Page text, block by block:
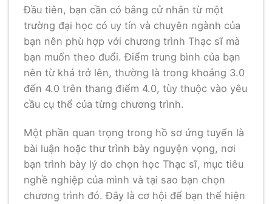
Đầu tiên, bạn cần có bằng cử nhân từ một
trường đại học có uy tín và chuyên ngành của
bạn nên phù hợp với chương trình Thạc sĩ mà
bạn muốn theo đuổi. Điểm trung bình của bạn
nên từ khá trở lên, thường là trong khoảng 3.0
đến 4.0 trên thang điểm 4.0, tùy thuộc vào yêu
cầu cụ thể của từng chương trình.
Một phần quan trọng trong hồ sơ ứng tuyển là
bài luận hoặc thư trình bày nguyện vọng, nơi
bạn trình bày lý do chọn học Thạc sĩ, mục tiêu
nghề nghiệp của mình và tại sao bạn chọn
chương trình đó. Đây là cơ hội để bạn thể hiện